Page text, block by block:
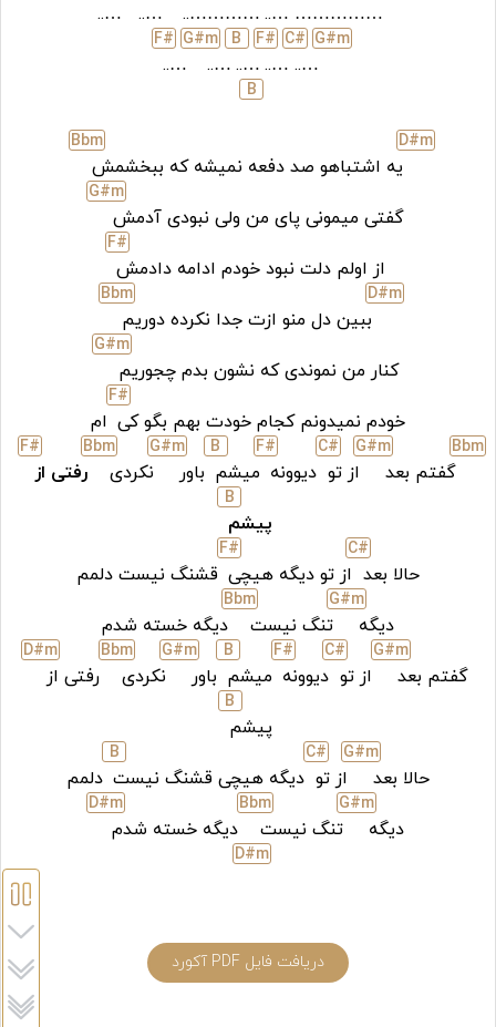
……………
…..
…………..
…..
…..
G#m
…..
C#
…..
F#
…..
B
…..
G#m
…..
F#
B
D#m
یه اشتباهو صد دفعه نمیشه که ببخشمش
Bbm
گفتی میمونی پای من ولی نبودی آدمش
G#m
از اولم دلت نبود خودم ادامه دادمش
F#
D#m
ببین دل منو ازت جدا نکرده دوریم
Bbm
کنار من نموندی که نشون بدم چجوریم
G#m
خودم نمیدونم کجام خودت بهم بگو کی
F#
ام
Bbm
گفتم بعد
G#m
از تو
C#
دیوونه
F#
میشم
B
باور
G#m
نکردی
Bbm
رفتی از
F#
پیشم
B
حالا بعد
C#
از تو دیگه هیچی
F#
قشنگ نیست دلمم
دیگه
G#m
تنگ نیست
Bbm
دیگه خسته شدم
گفتم بعد
G#m
از تو
C#
دیوونه
F#
میشم
B
باور
G#m
نکردی
Bbm
رفتی از
D#m
پیشم
B
حالا بعد
G#m
از تو
C#
دیگه هیچی قشنگ نیست
B
دلمم
دیگه
G#m
تنگ نیست
Bbm
دیگه خسته شدم
D#m
D#m
دریافت فایل PDF آکورد